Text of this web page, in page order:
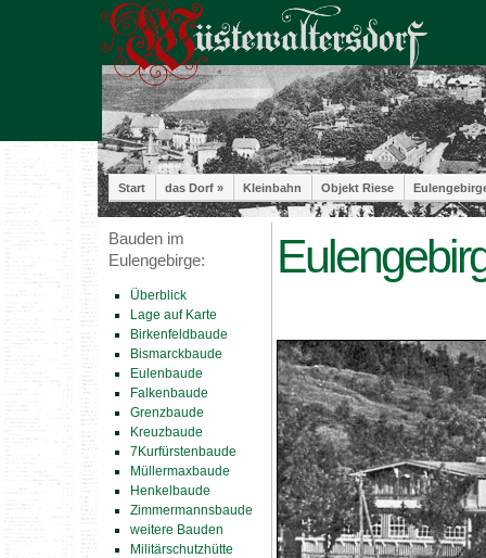
Start das Dorf » Kleinbahn Objekt Riese
Bauden im
Eulengebirge:
Überblick
Lage auf Karte
Birkenfeldbaude
Bismarckbaude
Eulenbaude
Falkenbaude
Grenzbaude
Kreuzbaude
7Kurfürstenbaude
Müllermaxbaude
Henkelbaude
Zimmermannsbaude
weitere Bauden
Militärschutzhütte